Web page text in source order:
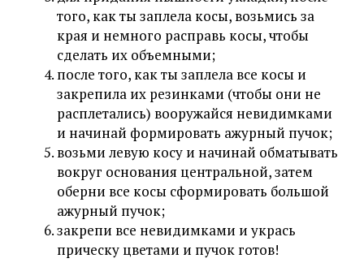
того, как ты заплела косы, возьмись за
края и немного расправь косы, чтобы
сделать их объемными;
после того, как ты заплела все косы и
закрепила их резинками (чтобы они не
расплетались) вооружайся невидимками
и начинай формировать ажурный пучок;
возьми левую косу и начинай обматывать
вокруг основания центральной, затем
оберни все косы сформировать большой
ажурный пучок;
закрепи все невидимками и укрась
прическу цветами и пучок готов!